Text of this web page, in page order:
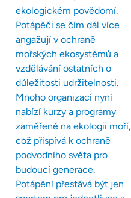
ekologickém povědomí.
Potápěči se čím dál více
angažují v ochraně
mořských ekosystémů a
vzdělávání ostatních o
důležitosti udržitelnosti.
Mnoho organizací nyní
nabízí kurzy a programy
zaměřené na ekologii moří,
což přispívá k ochraně
podvodního světa pro
budoucí generace.
Potápění přestává být jen